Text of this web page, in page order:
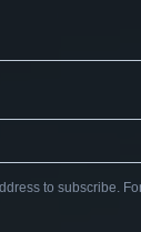
to subscribe.